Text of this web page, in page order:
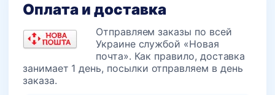
Оплата и доставка
Отправляем заказы по всей
Украине службой «Новая
почта». Как правило, доставка
занимает 1 день, посылки отправляем в день
заказа.